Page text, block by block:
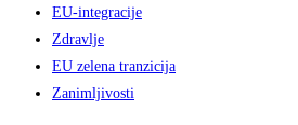
EU-integracije
Zdravlje
EU zelena tranzicija
Zanimljivosti